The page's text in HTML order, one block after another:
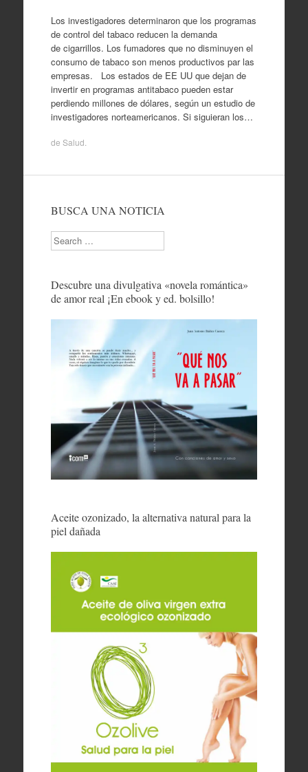
Los investigadores determinaron que los programas
de control del tabaco reducen la demanda
de cigarrillos. Los fumadores que no disminuyen el
consumo de tabaco son menos productivos par las
empresas. Los estados de EE UU que dejan de
invertir en programas antitabaco pueden estar
perdiendo millones de dólares, según un estudio de
investigadores norteamericanos. Si siguieran los…
de Salud
BUSCA UNA NOTICIA
Search
Descubre una divulgativa «novela romántica»
de amor real ¡En ebook y ed. bolsillo!
Aceite ozonizado, la alternativa natural para la
piel dañada